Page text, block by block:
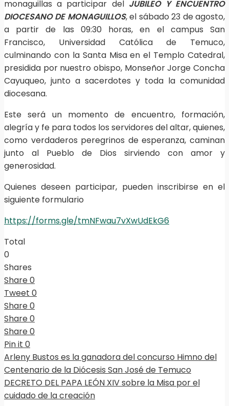
monaguillas a participar del JUBILEO Y ENCUENTRO
DIOCESANO DE MONAGUILLOS, el sábado 23 de agosto,
a partir de las 09:30 horas, en el campus San
Francisco, Universidad Católica de Temuco,
culminando con la Santa Misa en el Templo Catedral,
presidida por nuestro obispo, Monseñor Jorge Concha
Cayuqueo, junto a sacerdotes y toda la comunidad
diocesana.
Este será un momento de encuentro, formación,
alegría y fe para todos los servidores del altar, quienes,
como verdaderos peregrinos de esperanza, caminan
junto al Pueblo de Dios sirviendo con amor y
generosidad.
Quienes deseen participar, pueden inscribirse en el
siguiente formulario
https://forms.gle/tmNFwau7vXwUdEkG6
Total
0
Shares
Share0
Tweet 0
Share0
Share0
Share0
Pin it 0
Arleny Bustos es la ganadora del concurso Himno del
Centenario de la Diócesis San José de Temuco
DECRETO DEL PAPA LEÓN XIV sobre la Misa por el
cuidado de la creación